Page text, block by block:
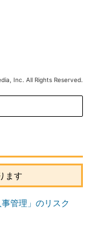
Inc. All Rights Reserved.
ます
管理」のリスク